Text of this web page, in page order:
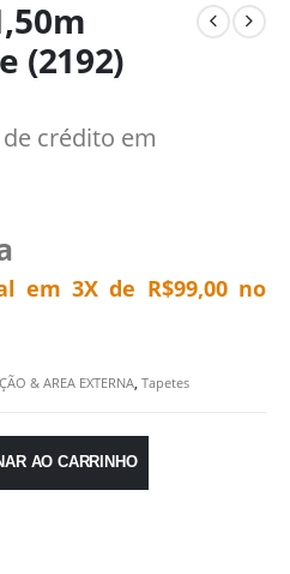
(2192)
crédito em
em 3X de R$99,00no
& AREA EXTERNA Tapetes
AO CARRINHO